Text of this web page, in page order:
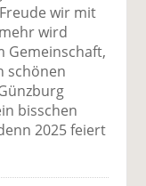
wir mit
wird
Gemeinschaft,
schönen
bisschen
2025 feiert